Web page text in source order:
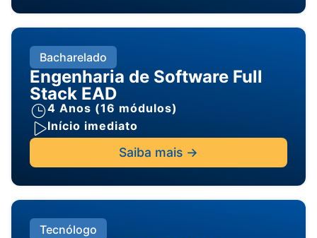
Bacharelado
Engenharia de Software Full
Stack EAD
4 Anos (16 módulos)
Início imediato
Saiba mais ->
Tecnólogo